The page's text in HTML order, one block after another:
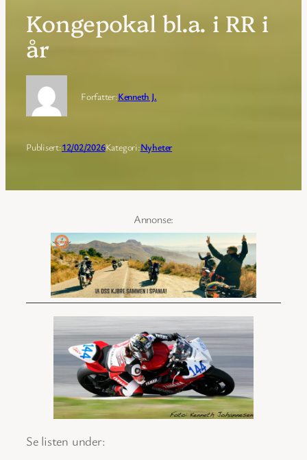
Kongepokal bl.a. i RR i
år
Forfatter:Kenneth J.
Publisert:12/02/2026Kategori:Nyheter
Se listen under: